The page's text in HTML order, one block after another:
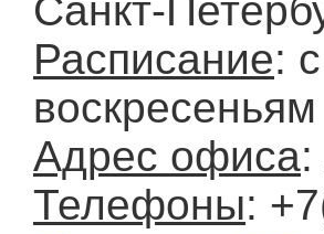
Санкт-
Расписание:
воскресеньям
Адрес офиса
Телефоны: